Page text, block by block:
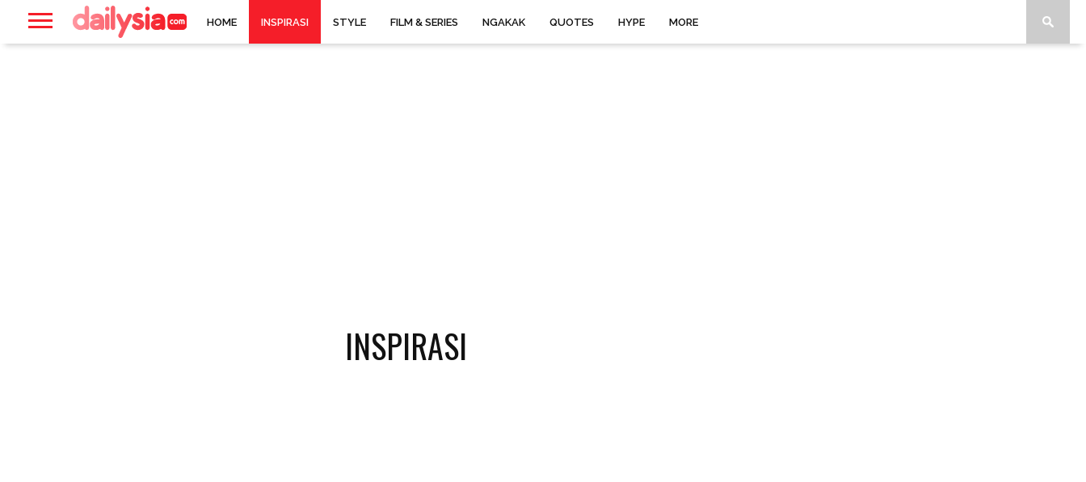
HOME INSPIRASI STYLE FILM & SERIES NGAKAK QUOTES HYPE MORE
INSPIRASI